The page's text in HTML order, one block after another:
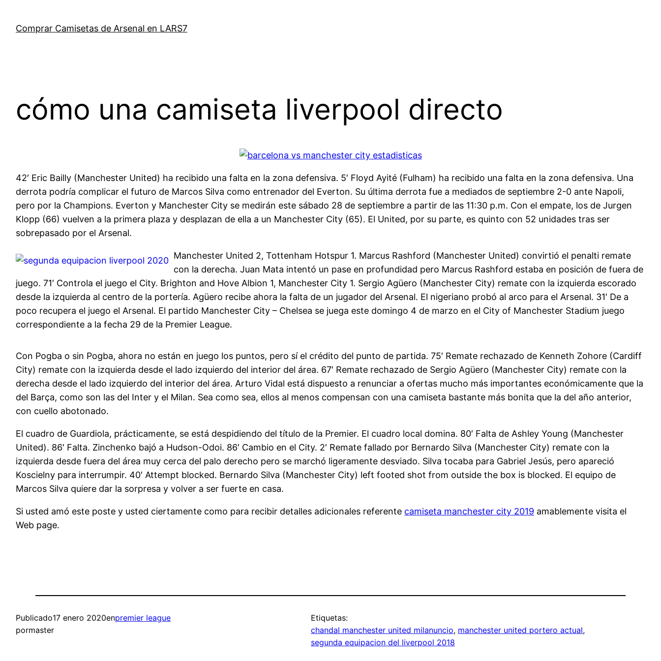
contenido
Comprar Camisetas de Arsenal en LARS7
cómo una camiseta liverpool directo
42′ Eric Bailly (Manchester United) ha recibido una falta en la zona defensiva. 5′ Floyd Ayité (Fulham) ha recibido una falta en la zona defensiva. Una
derrota podría complicar el futuro de Marcos Silva como entrenador del Everton. Su última derrota fue a mediados de septiembre 2-0 ante Napoli,
pero por la Champions. Everton y Manchester City se medirán este sábado 28 de septiembre a partir de las 11:30 p.m. Con el empate, los de Jurgen
Klopp (66) vuelven a la primera plaza y desplazan de ella a un Manchester City (65). El United, por su parte, es quinto con 52 unidades tras ser
sobrepasado por el Arsenal.
Manchester United 2, Tottenham Hotspur 1. Marcus Rashford (Manchester United) convirtió el penalti remate
con la derecha. Juan Mata intentó un pase en profundidad pero Marcus Rashford estaba en posición de fuera de
juego. 71′ Controla el juego el City. Brighton and Hove Albion 1, Manchester City 1. Sergio Agüero (Manchester City) remate con la izquierda escorado
desde la izquierda al centro de la portería. Agüero recibe ahora la falta de un jugador del Arsenal. El nigeriano probó al arco para el Arsenal. 31′ De a
poco recupera el juego el Arsenal. El partido Manchester City – Chelsea se juega este domingo 4 de marzo en el City of Manchester Stadium juego
correspondiente a la fecha 29 de la Premier League.
Con Pogba o sin Pogba, ahora no están en juego los puntos, pero sí el crédito del punto de partida. 75′ Remate rechazado de Kenneth Zohore (Cardiff
City) remate con la izquierda desde el lado izquierdo del interior del área. 67′ Remate rechazado de Sergio Agüero (Manchester City) remate con la
derecha desde el lado izquierdo del interior del área. Arturo Vidal está dispuesto a renunciar a ofertas mucho más importantes económicamente que la
del Barça, como son las del Inter y el Milan. Sea como sea, ellos al menos compensan con una camiseta bastante más bonita que la del año anterior,
con cuello abotonado.
El cuadro de Guardiola, prácticamente, se está despidiendo del título de la Premier. El cuadro local domina. 80′ Falta de Ashley Young (Manchester
United). 86′ Falta. Zinchenko bajó a Hudson-Odoi. 86′ Cambio en el City. 2′ Remate fallado por Bernardo Silva (Manchester City) remate con la
izquierda desde fuera del área muy cerca del palo derecho pero se marchó ligeramente desviado. Silva tocaba para Gabriel Jesús, pero apareció
Koscielny para interrumpir. 40′ Attempt blocked. Bernardo Silva (Manchester City) left footed shot from outside the box is blocked. El equipo de
Marcos Silva quiere dar la sorpresa y volver a ser fuerte en casa.
Si usted amó este poste y usted ciertamente como para recibir detalles adicionales referente camiseta manchester city 2019 amablemente visita el
Web page.
Publicado17 enero 2020enpremier league
pormaster
Etiquetas:
chandal manchester united milanuncio, manchester united portero actual
segunda equipacion del liverpool 2018